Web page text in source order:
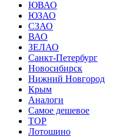
ЮВАО
ЮЗАО
СЗАО
ВАО
ЗЕЛАО
Санкт-Петербург
Новосибирск
Нижний Новгород
Крым
Аналоги
Самое дешевое
TOP
Лотошино